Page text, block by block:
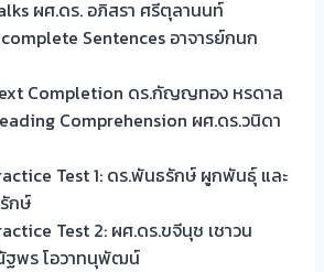
ศ.ดร. อภิสรา ศรีตุลานนท์
Sentences อาจารย์กนก
ดร.กัญญทอง หรดาล
Comprehension ผศ.ดร.วนิดา
Test 1: ดร.พันธรักษ์ ผูกพันธุ์ และ
กษ์
Test 2: ผศ.ดร.ขจีนุช เชาวน
พร โอวาทนุพัฒน์